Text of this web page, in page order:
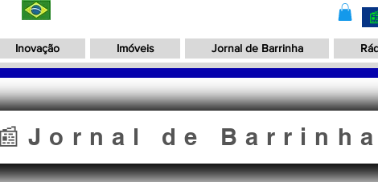
Inovação Imóveis Jornal de Barrinha
📰Jornal de Barrinha